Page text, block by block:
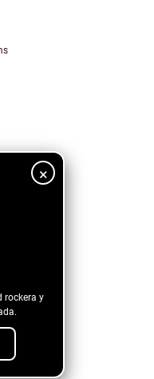
×
rockera y